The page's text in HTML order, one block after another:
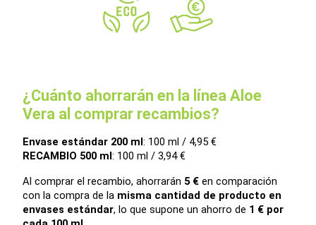
¿Cuánto ahorrarán en la línea Aloe
Vera al comprar recambios?
Envase estándar 200 ml: 100 ml / 4,95 €
RECAMBIO 500 ml: 100 ml / 3,94 €
Al comprar el recambio, ahorrarán 5 € en comparación
con la compra de la misma cantidad de producto en
envases estándar, lo que supone un ahorro de 1 € por